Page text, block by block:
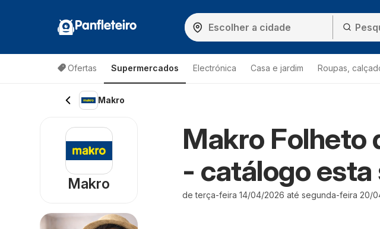
Panfleteiro
Ofertas Supermercados Electrónica Casa e jardim Roupas,
Makro
Makro
- catálogo esta
de terça-feira 14/04/2026 até segunda-feira 20/
Makro